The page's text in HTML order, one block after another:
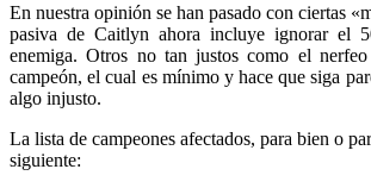
En nuestra opinión se han pasado con ciertas
pasiva de Caitlyn ahora incluye ignorar el
enemiga. Otros no tan justos como el
campeón, el cual es mínimo y hace que siga
algo injusto.
La lista de campeones afectados, para bien o
siguiente: